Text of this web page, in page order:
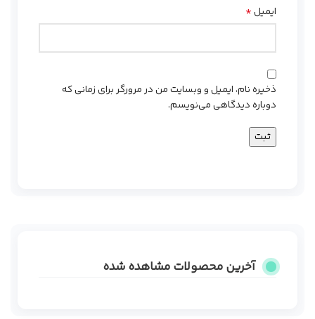
ایمیل*
ذخیره نام، ایمیل و وبسایت من در مرورگر برای زمانی که
دوباره دیدگاهی می‌نویسم.
آخرین محصولات مشاهده شده